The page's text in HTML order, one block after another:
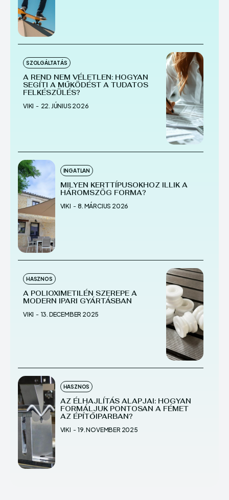
SZOLGÁLTATÁS
A REND NEM VÉLETLEN: HOGYAN
SEGÍTI A MŰKÖDÉST A TUDATOS
FELKÉSZÜLÉS?
VIKI - 22. JÚNIUS 2026
INGATLAN
MILYEN KERTTÍPUSOKHOZ ILLIK A
HÁROMSZÖG FORMA?
VIKI - 8. MÁRCIUS 2026
HASZNOS
A POLIOXIMETILÉN SZEREPE A
MODERN IPARI GYÁRTÁSBAN
VIKI - 13. DECEMBER 2025
HASZNOS
AZ ÉLHAJLÍTÁS ALAPJAI: HOGYAN
FORMÁLJUK PONTOSAN A FÉMET
AZ ÉPÍTŐIPARBAN?
VIKI - 19. NOVEMBER 2025